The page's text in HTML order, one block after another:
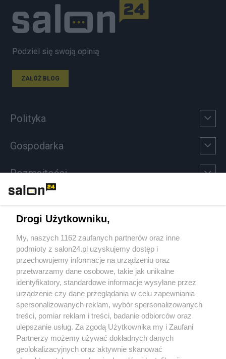
Podziel się swoją opinią
ZAŁÓŻ BLOG
Polityka
Gospodarka
Rozmaitości
Sport
Społeczeństwo
Kultura
X Facebook Instagram Youtube
Drogi Użytkowniku,
My, naszych 1162 zaufanych partnerów oraz inne
podmioty z salon24.pl uzyskujemy dostęp i
przechowujemy informacje na urządzeniu oraz
przetwarzamy dane osobowe, takie jak unikalne
identyfikatory, standardowe informacje wysyłane przez
urządzenie czy dane przeglądania w celu zapewniania
spersonalizowanych reklam, wybór spersonalizowanych
treści, pomiar reklam i treści, badanie odbiorców oraz
ulepszanie usług. Za zgodą Użytkownika my i Zaufani
Partnerzy możemy używać dokładnych danych
geolokalizacyjnych oraz aktywnie skanować